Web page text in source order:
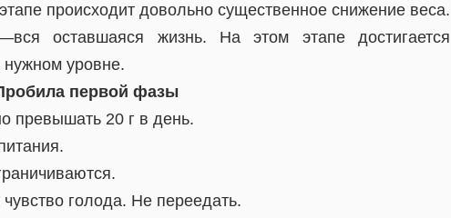
происходит довольно существенное снижение веса.
оставшаяся жизнь. На этом этапе достигается
уровне.
первой фазы
превышать 20 г в день.
чувство голода. Не переедать.